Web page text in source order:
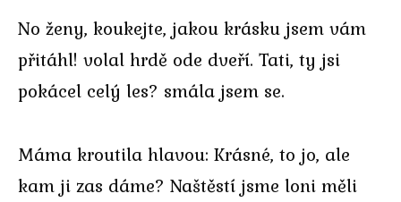
No ženy, koukejte, jakou krásku jsem vám
přitáhl! volal hrdě ode dveří. Tati, ty jsi
pokácel celý les? smála jsem se.
Máma kroutila hlavou: Krásné, to jo, ale
kam ji zas dáme? Naštěstí jsme loni měli